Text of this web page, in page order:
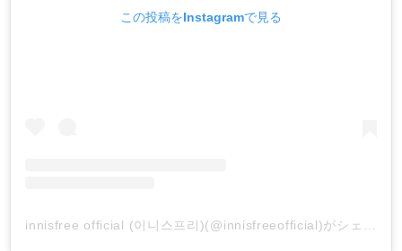
この投稿をInstagramで見る